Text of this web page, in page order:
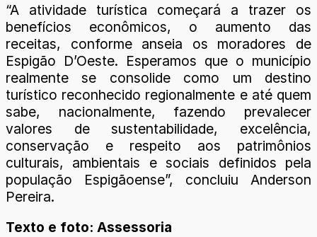
“A atividade turística começará a trazer os
benefícios econômicos, o aumento das
receitas, conforme anseia os moradores de
Espigão D’Oeste. Esperamos que o município
realmente se consolide como um destino
turístico reconhecido regionalmente e até quem
sabe, nacionalmente, fazendo prevalecer
valores de sustentabilidade, excelência,
conservação e respeito aos patrimônios
culturais, ambientais e sociais definidos pela
população Espigãoense”, concluiu Anderson
Pereira.
Texto e foto: Assessoria